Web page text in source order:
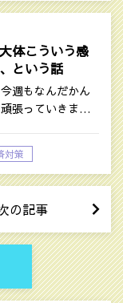
体こういう感
という話
週もなんだかん
張っていきま…
対策
の記事